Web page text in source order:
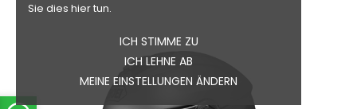
Sie dies hier tun.
ICH STIMME ZU
ICH LEHNE AB
MEINE EINSTELLUNGEN ÄNDERN